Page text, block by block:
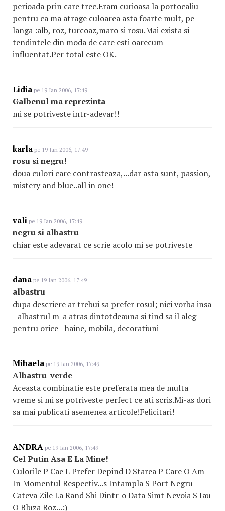
perioada prin care trec.Eram curioasa la portocaliu
pentru ca ma atrage culoarea asta foarte mult, pe
langa :alb, roz, turcoaz,maro si rosu.Mai exista si
tendintele din moda de care esti oarecum
influentat.Per total este OK.
Lidia pe 19 Ian 2006, 17:49
Galbenul ma reprezinta
mi se potriveste intr-adevar!!
karla pe 19 Ian 2006, 17:49
rosu si negru!
doua culori care contrasteaza,...dar asta sunt, passion,
mistery and blue..all in one!
vali pe 19 Ian 2006, 17:49
negru si albastru
chiar este adevarat ce scrie acolo mi se potriveste
dana pe 19 Ian 2006, 17:49
albastru
dupa descriere ar trebui sa prefer rosul; nici vorba insa
- albastrul m-a atras dintotdeauna si tind sa il aleg
pentru orice - haine, mobila, decoratiuni
Mihaela pe 19 Ian 2006, 17:49
Albastru-verde
Aceasta combinatie este preferata mea de multa
vreme si mi se potriveste perfect ce ati scris.Mi-as dori
sa mai publicati asemenea articole!Felicitari!
ANDRA pe 19 Ian 2006, 17:49
Cel Putin Asa E La Mine!
Culorile P Cae L Prefer Depind D Starea P Care O Am
In Momentul Respectiv...s Intampla S Port Negru
Cateva Zile La Rand Shi Dintr-o Data Simt Nevoia S Iau
O Bluza Roz...:)